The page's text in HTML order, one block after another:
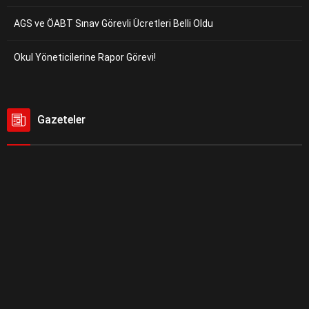
AGS ve ÖABT Sınav Görevli Ücretleri Belli Oldu
Okul Yöneticilerine Rapor Görevi!
Gazeteler